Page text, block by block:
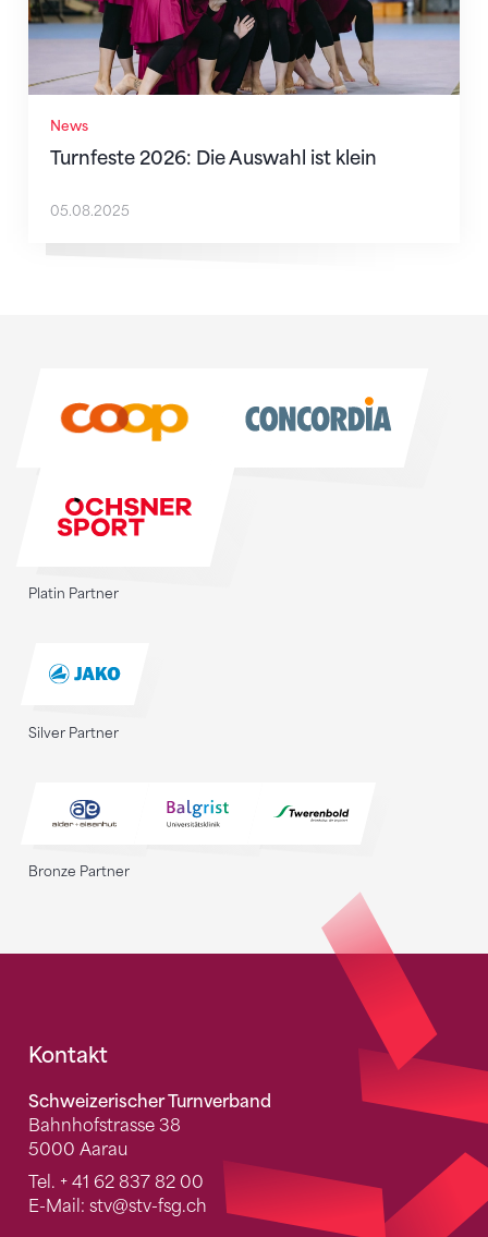
News
Turnfeste 2026: Die Auswahl ist klein
05.08.2025
Platin Partner
Silver Partner
Bronze Partner
Fusszeile
Kontakt
Schweizerischer Turnverband
Bahnhofstrasse 38
5000 Aarau
Tel. + 41 62 837 82 00
E-Mail: stv@stv-fsg.ch